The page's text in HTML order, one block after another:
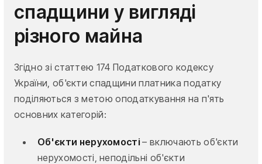
спадщини у вигляді
різного майна
Згідно зі статтею 174 Податкового кодексу
України, об'єкти спадщини платника податку
поділяються з метою оподаткування на п'ять
основних категорій:
Об'єкти нерухомості– включають об'єкти
нерухомості, неподільні об'єкти